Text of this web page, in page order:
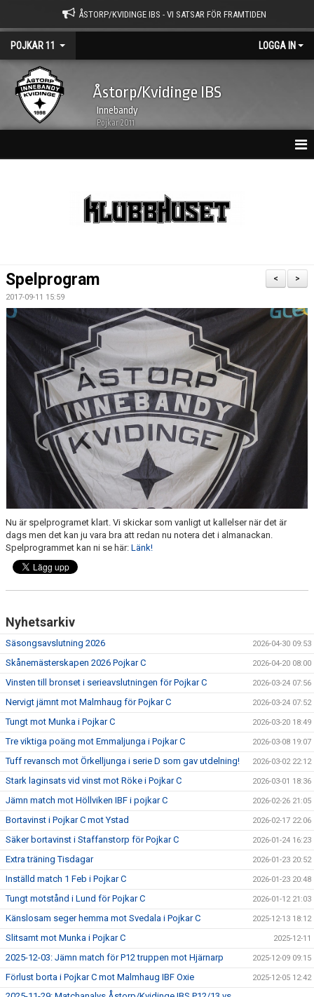
ÅSTORP/KVIDINGE IBS - VI SATSAR FÖR FRAMTIDEN
POJKAR 11 LOGGA IN
Åstorp/Kvidinge IBS
Innebandy
Pojkar 2011
BILDGALLERI
DOKUMENT
KONTAKT
MATCHER
>
<
Spelprogram
2017-09-11 15:59
Nu är spelprogramet klart. Vi skickar som vanligt ut kallelser när det är
dags men det kan ju vara bra att redan nu notera det i almanackan.
Spelprogrammet kan ni se här: Länk!
Nyhetsarkiv
Säsongsavslutning 2026 2026-04-30 09:53
Skånemästerskapen 2026 Pojkar C 2026-04-20 08:00
Vinsten till bronset i serieavslutningen för Pojkar C 2026-03-24 07:56
Nervigt jämnt mot Malmhaug för Pojkar C 2026-03-24 07:52
Tungt mot Munka i Pojkar C 2026-03-20 18:49
Tre viktiga poäng mot Emmaljunga i Pojkar C 2026-03-08 19:07
Tuff revansch mot Örkelljunga i serie D som gav utdelning! 2026-03-02 22:12
Stark laginsats vid vinst mot Röke i Pojkar C 2026-03-01 18:36
Jämn match mot Höllviken IBF i pojkar C 2026-02-26 21:05
Bortavinst i Pojkar C mot Ystad 2026-02-17 22:06
Säker bortavinst i Staffanstorp för Pojkar C 2026-01-24 16:23
Extra träning Tisdagar 2026-01-23 20:52
Inställd match 1 Feb i Pojkar C 2026-01-23 20:48
Tungt motstånd i Lund för Pojkar C 2026-01-12 21:03
Känslosam seger hemma mot Svedala i Pojkar C 2025-12-13 18:12
Slitsamt mot Munka i Pojkar C 2025-12-11
2025-12-03: Jämn match för P12 truppen mot Hjärnarp 2025-12-09 09:15
Förlust borta i Pojkar C mot Malmhaug IBF Oxie 2025-12-05 12:42